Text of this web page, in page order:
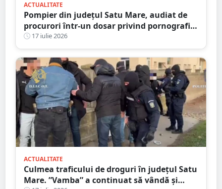
ACTUALITATE
Pompier din județul Satu Mare, audiat de
procurori într-un dosar privind pornografia
infantilă
17 iulie 2026
ACTUALITATE
Culmea traficului de droguri în județul Satu
Mare. ”Vamba” a continuat să vândă și